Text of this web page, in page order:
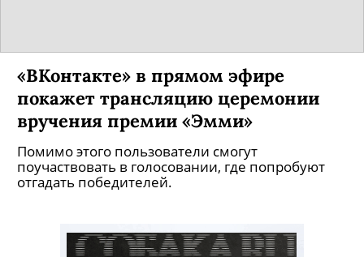
«ВКонтакте» в прямом эфире
покажет трансляцию церемонии
вручения премии «Эмми»
Помимо этого пользователи смогут
поучаствовать в голосовании, где попробуют
отгадать победителей.